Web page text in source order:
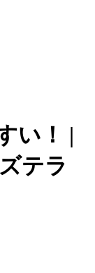
い！ |
テラ